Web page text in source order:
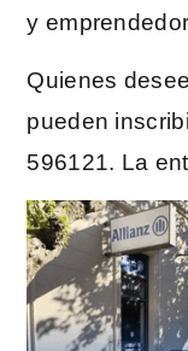
y
Quienes
pueden
596121. La